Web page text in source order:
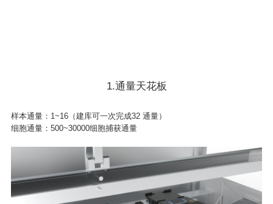
1.通量天花板
样本通量：1~16（建库可一次完成32 通量）
细胞通量：500~30000细胞捕获通量